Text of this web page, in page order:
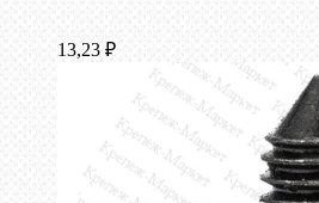
13,23 ₽